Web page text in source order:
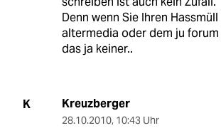
Denn wenn Sie Ihren Hassmüll
altermedia oder dem ju
das ja keiner..
K Kreuzberger
28.10.2010, 10:43 Uhr